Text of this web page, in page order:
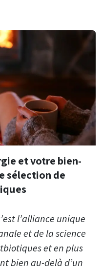
et votre bien-
sélection de
l’alliance unique
et de la science
et en plus
bien au-delà d’un